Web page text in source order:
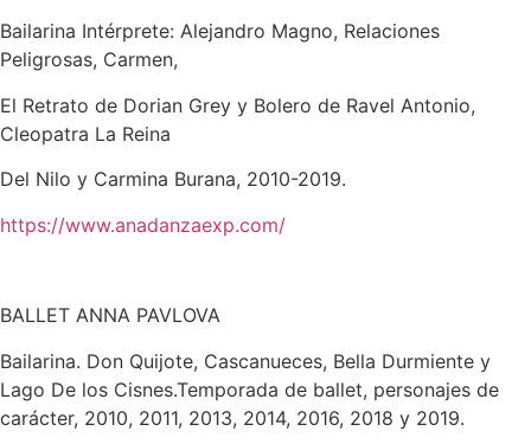
Bailarina Intérprete: Alejandro Magno, Relaciones
Peligrosas, Carmen,
El Retrato de Dorian Grey y Bolero de Ravel Antonio,
Cleopatra La Reina
Del Nilo y Carmina Burana, 2010-2019.
https://www.anadanzaexp.com/
BALLET ANNA PAVLOVA
Bailarina. Don Quijote, Cascanueces, Bella Durmiente y
Lago De los Cisnes.Temporada de ballet, personajes de
carácter, 2010, 2011, 2013, 2014, 2016, 2018 y 2019.